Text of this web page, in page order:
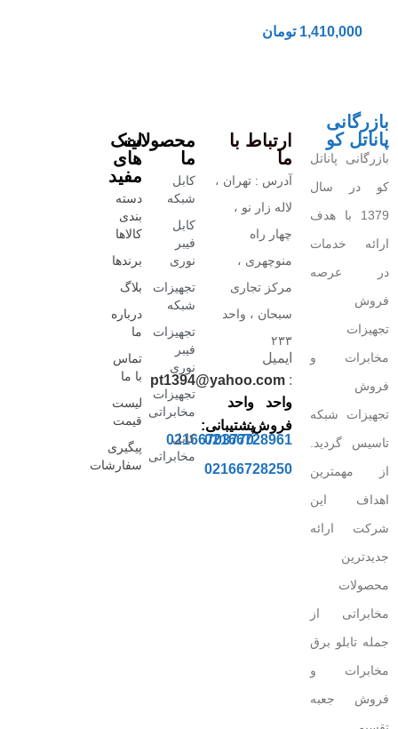
1,410,000 تومان
بازرگانی
پاناتل کو
بازرگانی پاناتل
کو در سال
1379 با هدف
ارائه خدمات
در عرصه
فروش
تجهیزات
مخابرات و
فروش
تجهیزات شبکه
تاسیس گردید.
از مهمترین
اهداف این
شرکت ارائه
جدیدترین
محصولات
مخابراتی از
جمله تابلو برق
مخابرات و
فروش جعبه
ارتباط با
ما
آدرس : تهران ،
لاله زار نو ،
چهار راه
منوچهری ،
مرکز تجاری
سبحان ، واحد
۲۳۳
ایمیل
:
pt1394@yahoo.com
واحد
فروش:
02166728961
02166728250
واحد
پشتیبانی:
02166703770
محصولات
ما
کابل
شبکه
کابل
فیبر
نوری
تجهیزات
شبکه
تجهیزات
فیبر
نوری
تجهیزات
مخابراتی
کابل
مخابراتی
لینک
های
مفید
دسته
بندی
کالاها
برندها
بلاگ
درباره
ما
تماس
با ما
لیست
قیمت
پیگیری
سفارشات